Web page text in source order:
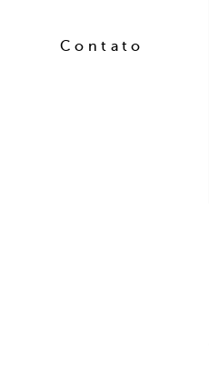
Contato